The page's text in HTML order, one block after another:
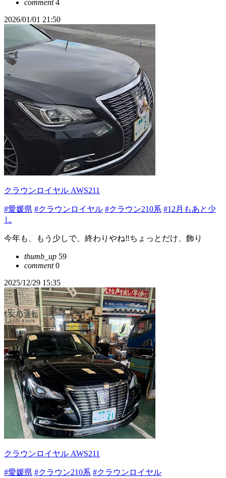
comment4
2026/01/01 21:50
クラウンロイヤル AWS211
#愛媛県 #クラウンロイヤル #クラウン210系 #12月もあと少
し
今年も、もう少しで、終わりやね‼️ちょっとだけ、飾り
thumb_up 59
comment0
2025/12/29 15:35
クラウンロイヤル AWS211
#愛媛県 #クラウン210系 #クラウンロイヤル